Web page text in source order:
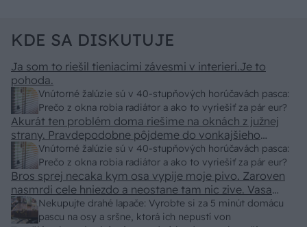
KDE SA DISKUTUJE
Vnútorné žalúzie sú v 40-stupňových horúčavách pasca:
Prečo z okna robia radiátor a ako to vyriešiť za pár eur?
Ja som to riešil tieniacimi závesmi v interieri.Je to
pohoda.
Vnútorné žalúzie sú v 40-stupňových horúčavách pasca:
Prečo z okna robia radiátor a ako to vyriešiť za pár eur?
Akurát ten problém doma riešime na oknách z južnej
strany. Pravdepodobne pôjdeme do vonkajšieho
tienenia na spôsob markízy 250x150cm. Čínsky
predajcovia idú okolo 100 eur kus.
Nekupujte drahé lapače: Vyrobte si za 5 minút domácu
pascu na osy a sršne, ktorá ich nepustí von
Bros sprej necaka kym osa vypije moje pivo. Zaroven
nasmrdi cele hniezdo a neostane tam nic zive. Vasa
pasca naucinke moc efektivne. Skor pritiahne slimaky